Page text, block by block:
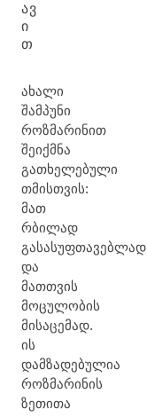
ᲐᲕ
Ი
Თ
ახალი
შამპუნი
როზმარინით
შეიქმნა
გათხელებული
თმისთვის:
მათ
რბილად
გასასუფთავებლად
და
მათთვის
მოცულობის
მისაცემად.
ის
დამზადებულია
როზმარინის
ზეთითა